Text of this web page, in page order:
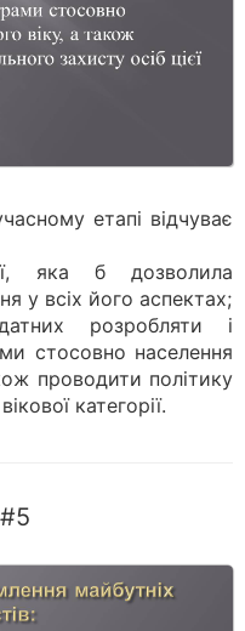
етапі відчуває
яка б дозволила
у всіх його аспектах;
розробляти і
стосовно населення
проводити політику
категорії.